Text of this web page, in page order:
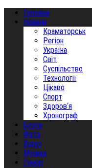
Головна
Новини
Краматорськ
Регіон
Україна
Світ
Суспільство
Технології
Цікаво
Спорт
Здоров‘я
Хронограф
Блоги
Фото
Відео
Музика
Гумор